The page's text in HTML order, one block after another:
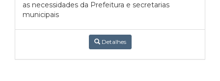
as necessidades da Prefeitura e secretarias
municipais
Detalhes